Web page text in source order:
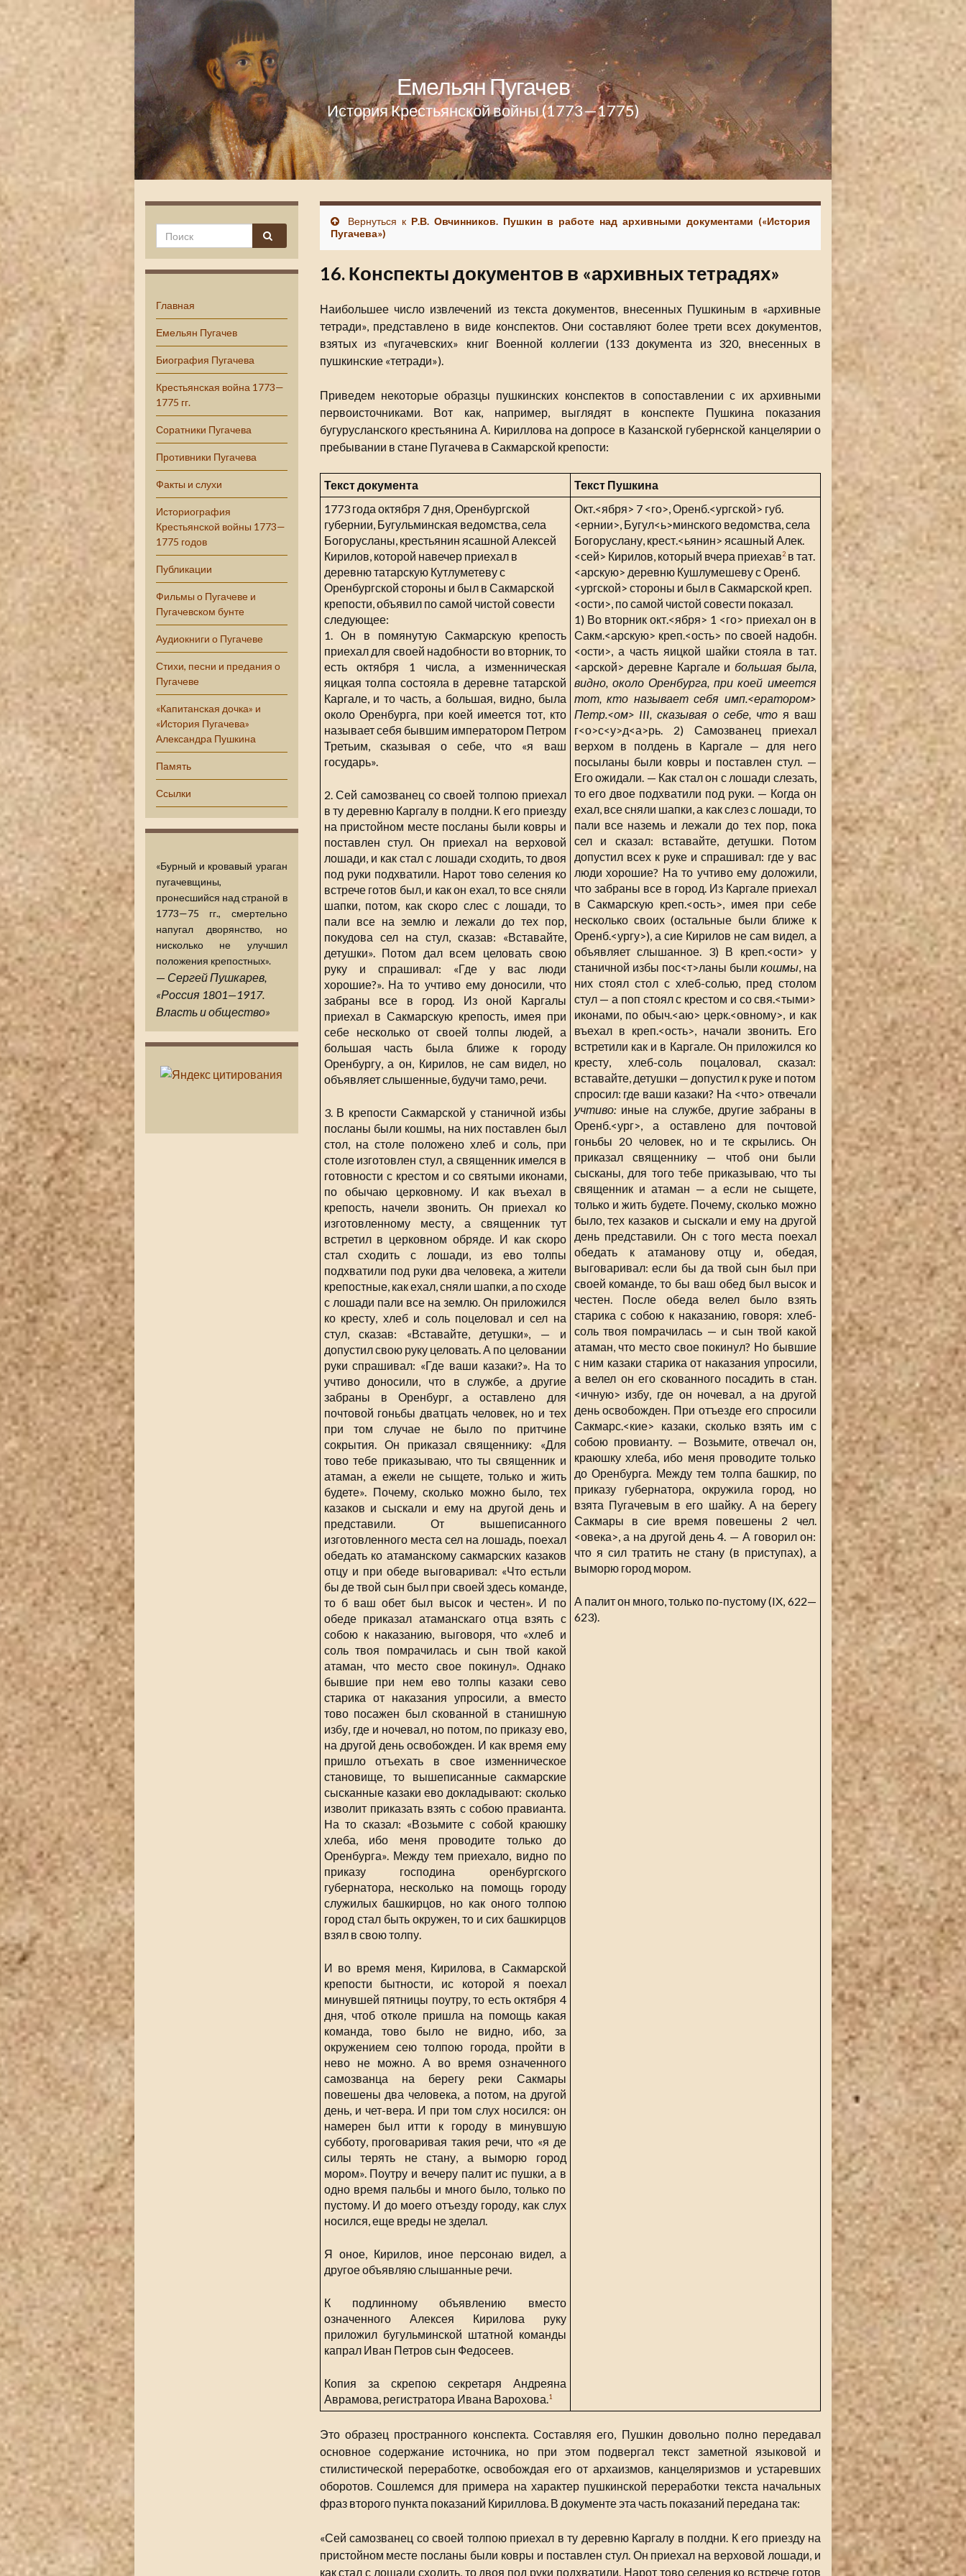
Емельян Пугачев
История Крестьянской войны (1773—1775)
Главная
Емельян Пугачев
Биография Пугачева
Крестьянская война 1773—
1775 гг.
Соратники Пугачева
Противники Пугачева
Факты и слухи
Историография
Крестьянской войны 1773—
1775 годов
Публикации
Фильмы о Пугачеве и
Пугачевском бунте
Аудиокниги о Пугачеве
Стихи, песни и предания о
Пугачеве
«Капитанская дочка» и
«История Пугачева»
Александра Пушкина
Память
Ссылки
«Бурный и кровавый ураган
пугачевщины,
пронесшийся над страной в
1773—75 гг., смертельно
напугал дворянство, но
нисколько не улучшил
положения крепостных».
— Сергей Пушкарев,
«Россия 1801—1917.
Власть и общество»
Вернуться к Р.В. Овчинников. Пушкин в работе над архивными документами («История
Пугачева»)
16. Конспекты документов в «архивных тетрадях»
Наибольшее число извлечений из текста документов, внесенных Пушкиным в «архивные
тетради», представлено в виде конспектов. Они составляют более трети всех документов,
взятых из «пугачевских» книг Военной коллегии (133 документа из 320, внесенных в
пушкинские «тетради»).
Приведем некоторые образцы пушкинских конспектов в сопоставлении с их архивными
первоисточниками. Вот как, например, выглядят в конспекте Пушкина показания
бугурусланского крестьянина А. Кириллова на допросе в Казанской губернской канцелярии о
пребывании в стане Пугачева в Сакмарской крепости:
Текст документа
Текст Пушкина
1773 года октября 7 дня, Оренбургской
губернии, Бугульминская ведомства, села
Богорусланы, крестьянин ясашной Алексей
Кирилов, которой навечер приехал в
деревню татарскую Кутлуметеву с
Оренбургской стороны и был в Сакмарской
крепости, объявил по самой чистой совести
следующее:
1. Он в помянутую Сакмарскую крепость
приехал для своей надобности во вторник, то
есть октября 1 числа, а изменническая
яицкая толпа состояла в деревне татарской
Каргале, и то часть, а большая, видно, была
около Оренбурга, при коей имеется тот, кто
называет себя бывшим императором Петром
Третьим, сказывая о себе, что «я ваш
государь».
2. Сей самозванец со своей толпою приехал
в ту деревню Каргалу в полдни. К его приезду
на пристойном месте посланы были ковры и
поставлен стул. Он приехал на верховой
лошади, и как стал с лошади сходить, то двоя
под руки подхватили. Нарот тово селения ко
встрече готов был, и как он ехал, то все сняли
шапки, потом, как скоро слес с лошади, то
пали все на землю и лежали до тех пор,
покудова сел на стул, сказав: «Вставайте,
детушки». Потом дал всем целовать свою
руку и спрашивал: «Где у вас люди
хорошие?». На то учтиво ему доносили, что
забраны все в город. Из оной Каргалы
приехал в Сакмарскую крепость, имея при
себе несколько от своей толпы людей, а
большая часть была ближе к городу
Оренбургу, а он, Кирилов, не сам видел, но
объявляет слышенные, будучи тамо, речи.
3. В крепости Сакмарской у станичной избы
посланы были кошмы, на них поставлен был
стол, на столе положено хлеб и соль, при
столе изготовлен стул, а священник имелся в
готовности с крестом и со святыми иконами,
по обычаю церковному. И как въехал в
крепость, начели звонить. Он приехал ко
изготовленному месту, а священник тут
встретил в церковном обряде. И как скоро
стал сходить с лошади, из ево толпы
подхватили под руки два человека, а жители
крепостные, как ехал, сняли шапки, а по сходе
с лошади пали все на землю. Он приложился
ко кресту, хлеб и соль поцеловал и сел на
стул, сказав: «Вставайте, детушки», — и
допустил свою руку целовать. А по целовании
руки спрашивал: «Где ваши казаки?». На то
учтиво доносили, что в службе, а другие
забраны в Оренбург, а оставлено для
почтовой гоньбы дватцать человек, но и тех
при том случае не было по притчине
сокрытия. Он приказал священнику: «Для
тово тебе приказываю, что ты священник и
атаман, а ежели не сыщете, только и жить
будете». Почему, сколько можно было, тех
казаков и сыскали и ему на другой день и
представили. От вышеписанного
изготовленного места сел на лошадь, поехал
обедать ко атаманскому сакмарских казаков
отцу и при обеде выговаривал: «Что естьли
бы де твой сын был при своей здесь команде,
то б ваш обет был высок и честен». И по
обеде приказал атаманскаго отца взять с
собою к наказанию, выговоря, что «хлеб и
соль твоя помрачилась и сын твой какой
атаман, что место свое покинул». Однако
бывшие при нем ево толпы казаки сево
старика от наказания упросили, а вместо
тово посажен был скованной в станишную
избу, где и ночевал, но потом, по приказу ево,
на другой день освобожден. И как время ему
пришло отъехать в свое изменническое
становище, то вышеписанные сакмарские
сысканные казаки ево докладывают: сколько
изволит приказать взять с собою правианта.
На то сказал: «Возьмите с собой краюшку
хлеба, ибо меня проводите только до
Оренбурга». Между тем приехало, видно по
приказу господина оренбургского
губернатора, несколько на помощь городу
служилых башкирцов, но как оного толпою
город стал быть окружен, то и сих башкирцов
взял в свою толпу.
И во время меня, Кирилова, в Сакмарской
крепости бытности, ис которой я поехал
минувшей пятницы поутру, то есть октября 4
дня, чтоб отколе пришла на помощь какая
команда, тово было не видно, ибо, за
окружением сею толпою города, пройти в
нево не можно. А во время означенного
самозванца на берегу реки Сакмары
повешены два человека, а потом, на другой
день, и чет-вера. И при том слух носился: он
намерен был итти к городу в минувшую
субботу, проговаривая такия речи, что «я де
силы терять не стану, а выморю город
мором». Поутру и вечеру палит ис пушки, а в
одно время пальбы и много было, только по
пустому. И до моего отъезду городу, как слух
носился, еще вреды не зделал.
Я оное, Кирилов, иное персонаю видел, а
другое объявляю слышанные речи.
К подлинному объявлению вместо
означенного Алексея Кирилова руку
приложил бугульминской штатной команды
капрал Иван Петров сын Федосеев.
Копия за скрепою секретаря Андреяна
Аврамова, регистратора Ивана Варохова.1
Окт.<ября> 7 <го>, Оренб.<ургской> губ.
<ернии>, Бугул<ь>минского ведомства, села
Богоруслану, крест.<ьянин> ясашный Алек.
<сей> Кирилов, который вчера приехав2в тат.
<арскую> деревню Кушлумешеву с Оренб.
<ургской> стороны и был в Сакмарской креп.
<ости>, по самой чистой совести показал.
1) Во вторник окт.<ября> 1 <го> приехал он в
Сакм.<арскую> креп.<ость> по своей надобн.
<ости>, а часть яицкой шайки стояла в тат.
<арской> деревне Каргале и большая была,
видно, около Оренбурга, при коей имеется
тот, кто называет себя имп.<ератором>
Петр.<ом> III, сказывая о себе, чтоя ваш
г<о>с<у>д<а>рь. 2) Самозванец приехал
верхом в полдень в Каргале — для него
посыланы были ковры и поставлен стул. —
Его ожидали. — Как стал он с лошади слезать,
то его двое подхватили под руки. — Когда он
ехал, все сняли шапки, а как слез с лошади, то
пали все наземь и лежали до тех пор, пока
сел и сказал: вставайте, детушки. Потом
допустил всех к руке и спрашивал: где у вас
люди хорошие? На то учтиво ему доложили,
что забраны все в город. Из Каргале приехал
в Сакмарскую креп.<ость>, имея при себе
несколько своих (остальные были ближе к
Оренб.<ургу>), а сие Кирилов не сам видел, а
объявляет слышанное. 3) В креп.<ости> у
станичной избы пос<т>ланы были кошмы, на
них стоял стол с хлеб-солью, пред столом
стул — а поп стоял с крестом и со свя.<тыми>
иконами, по обыч.<аю> церк.<овному>, и как
въехал в креп.<ость>, начали звонить. Его
встретили как и в Каргале. Он приложился ко
кресту, хлеб-соль поцаловал, сказал:
вставайте, детушки — допустил к руке и потом
спросил: где ваши казаки? На <что> отвечали
учтиво:иные на службе, другие забраны в
Оренб.<ург>, а оставлено для почтовой
гоньбы 20 человек, но и те скрылись. Он
приказал священнику — чтоб они были
сысканы, для того тебе приказываю, что ты
священник и атаман — а если не сыщете,
только и жить будете. Почему, сколько можно
было, тех казаков и сыскали и ему на другой
день представили. Он с того места поехал
обедать к атаманову отцу и, обедая,
выговаривал: если бы да твой сын был при
своей команде, то бы ваш обед был высок и
честен. После обеда велел было взять
старика с собою к наказанию, говоря: хлеб-
соль твоя помрачилась — и сын твой какой
атаман, что место свое покинул? Но бывшие
с ним казаки старика от наказания упросили,
а велел он его скованного посадить в стан.
<ичную> избу, где он ночевал, а на другой
день освобожден. При отъезде его спросили
Сакмарс.<кие> казаки, сколько взять им с
собою провианту. — Возьмите, отвечал он,
краюшку хлеба, ибо меня проводите только
до Оренбурга. Между тем толпа башкир, по
приказу губернатора, окружила город, но
взята Пугачевым в его шайку. А на берегу
Сакмары в сие время повешены 2 чел.
<овека>, а на другой день 4. — А говорил он:
что я сил тратить не стану (в приступах), а
выморю город мором.
А палит он много, только по-пустому (IX, 622—
623).
Это образец пространного конспекта. Составляя его, Пушкин довольно полно передавал
основное содержание источника, но при этом подвергал текст заметной языковой и
стилистической переработке, освобождая его от архаизмов, канцеляризмов и устаревших
оборотов. Сошлемся для примера на характер пушкинской переработки текста начальных
фраз второго пункта показаний Кириллова. В документе эта часть показаний передана так:
«Сей самозванец со своей толпою приехал в ту деревню Каргалу в полдни. К его приезду на
пристойном месте посланы были ковры и поставлен стул. Он приехал на верховой лошади, и
как стал с лошади сходить, то двоя под руки подхватили. Нарот тово селения ко встрече готов